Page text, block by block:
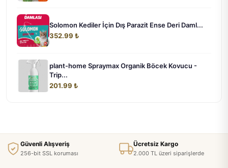
Solomon Kediler İçin Dış Parazit Ense Deri Daml...
352.99 ₺
plant-home Spraymax Organik Böcek Kovucu -
Trip...
201.99 ₺
Güvenli Alışveriş
256-bit SSL koruması
Ücretsiz Kargo
2.000 TL üzeri siparişlerde